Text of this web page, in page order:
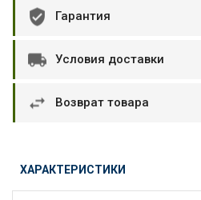
Гарантия
Условия доставки
Возврат товара
ХАРАКТЕРИСТИКИ